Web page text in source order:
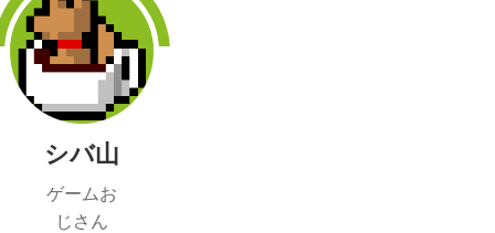
シバ山
ゲームお
じさん